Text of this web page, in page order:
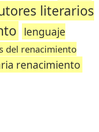
literarios
lenguaje
del renacimiento
renacimiento